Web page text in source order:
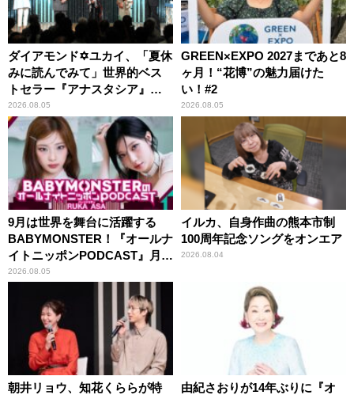
ダイアモンド✡ユカイ、「夏休
みに読んでみて」世界的ベス
トセラー『アナスタシア』を
紹介
2026.08.05
GREEN×EXPO 2027まであと8
ヶ月！“花博”の魅力届けた
い！#2
2026.08.05
9月は世界を舞台に活躍する
BABYMONSTER！『オールナ
イトニッポンPODCAST』月替
わりパーソナリティ
2026.08.05
イルカ、自身作曲の熊本市制
100周年記念ソングをオンエア
2026.08.04
朝井リョウ、知花くららが特
由紀さおりが14年ぶりに『オ